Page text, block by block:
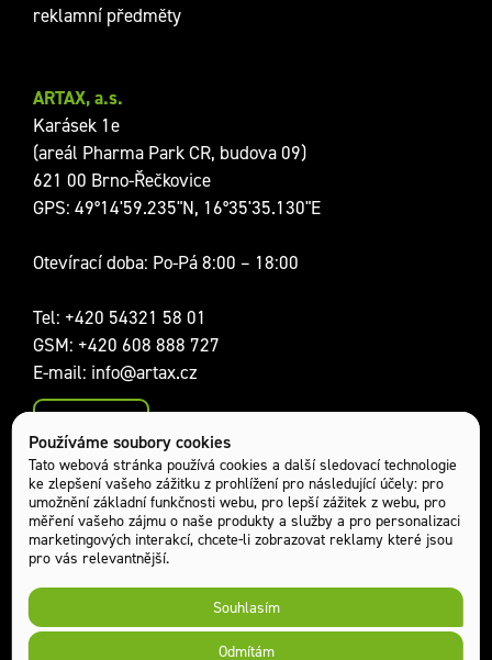
Používáme soubory cookies
Tato webová stránka používá cookies a další sledovací technologie
ke zlepšení vašeho zážitku z prohlížení pro následující účely: pro
umožnění základní funkčnosti webu, pro lepší zážitek z webu, pro
měření vašeho zájmu o naše produkty a služby a pro personalizaci
marketingových interakcí,chcete-li zobrazovat reklamy které jsou
pro vás relevantnější.
Souhlasím
Odmítám
Sociální sítě:
ARTAX, a.s.
Karásek 1e
(areál Pharma Park CR, budova 09)
621 00 Brno-Řečkovice
GPS: 49°14'59.235"N, 16°35'35.130"E
Otevírací doba: Po-Pá 8:00 – 18:00
Tel: +420 54321 58 01
GSM: +420 608 888 727
E-mail: info@artax.cz
Kontakty
reklamní předměty